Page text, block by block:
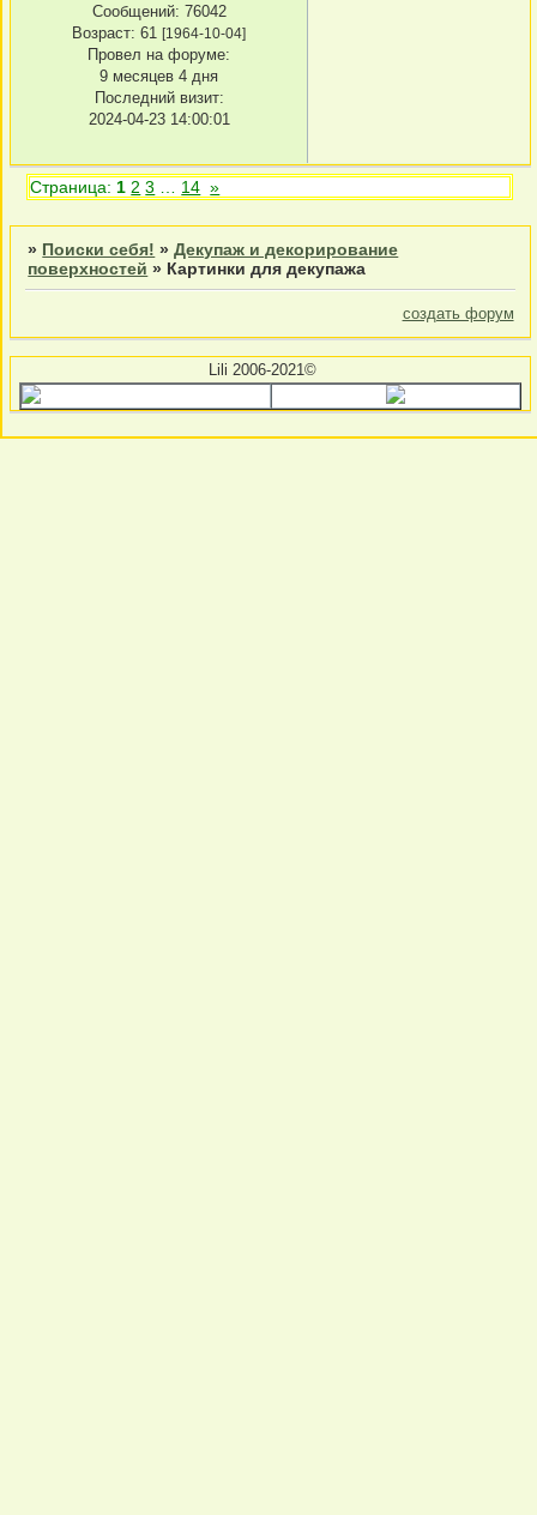
Сообщений: 76042
Возраст: 61 [1964-10-04]
Провел на форуме:
9 месяцев 4 дня
Последний визит:
2024-04-23 14:00:01
Страница:1 2 3 … 14 »
» Поиски себя! »Декупаж и декорирование
поверхностей » Картинки для декупажа
создать форум
Lili 2006-2021©